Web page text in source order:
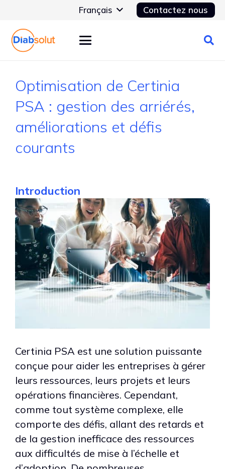
Français Contactez nous
Optimisation de Certinia
PSA : gestion des arriérés,
améliorations et défis
courants
Introduction
Certinia PSA est une solution puissante
conçue pour aider les entreprises à gérer
leurs ressources, leurs projets et leurs
opérations financières. Cependant,
comme tout système complexe, elle
comporte des défis, allant des retards et
de la gestion inefficace des ressources
aux difficultés de mise à l’échelle et